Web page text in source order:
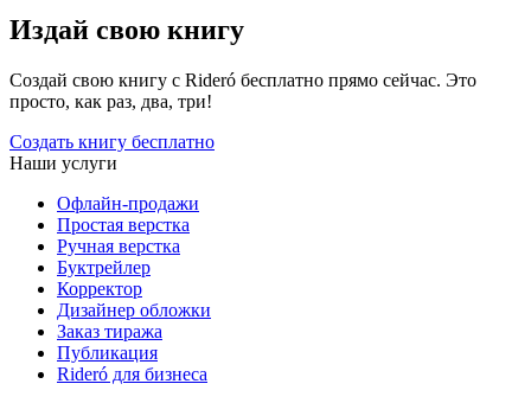
Издай свою книгу
Создай свою книгу с Rideró бесплатно прямо сейчас. Это
просто, как раз, два, три!
Создать книгу бесплатно
Наши услуги
Офлайн-продажи
Простая верстка
Ручная верстка
Буктрейлер
Корректор
Дизайнер обложки
Заказ тиража
Публикация
Rideró для бизнеса